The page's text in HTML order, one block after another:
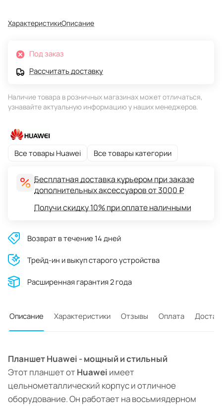
ХарактеристикиОписание
Под заказ
Рассчитать доставку
Наличие товара в розничных магазинах может отличаться,
узнавайте актуальную информацию у наших менеджеров.
Все товары Huawei Все товары категории
Бесплатная доставка курьером при заказе
дополнительных аксессуаров от 3000 ₽
Получи скидку 10% при оплате наличными
Возврат в течение 14 дней
Трейд-ин и выкуп старого устройства
Расширенная гарантия 2 года
Описание Характеристики Отзывы Оплата
Планшет Huawei - мощный и стильный
Этот планшет отHuawei имеет
цельнометаллический корпус и отличное
оборудование. Он работает на восьмиядерном